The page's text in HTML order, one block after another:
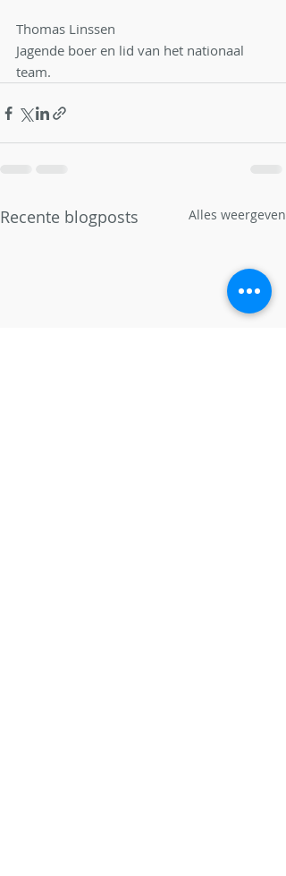
Thomas Linssen
Jagende boer en lid van het nationaal
team.
Recente blogposts Alles weergeven